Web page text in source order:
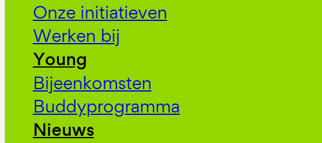
Onze initiatieven
Werken bij
Young
Bijeenkomsten
Buddyprogramma
Nieuws